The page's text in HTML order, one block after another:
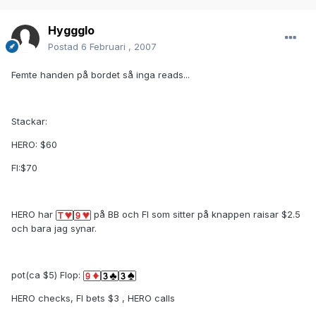
Hyggglo
Postad 6 Februari , 2007
Femte handen på bordet så inga reads...
Stackar:
HERO: $60
FI:$70
HERO har
på BB och FI som sitter på knappen raisar $2.5
och bara jag synar.
pot(ca $5) Flop:
HERO checks, FI bets $3 , HERO calls